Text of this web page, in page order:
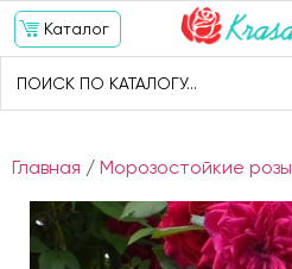
Каталог
Главная / Морозостойкие розы